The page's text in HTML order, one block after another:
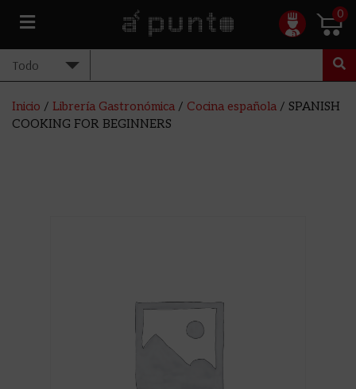
0
Inicio / Librería Gastronómica / Cocina española / SPANISH
COOKING FOR BEGINNERS